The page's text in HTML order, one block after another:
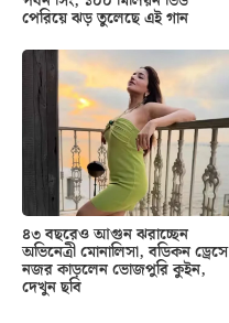
পেরিয়ে ঝড় তুলেছে এই গান
৪৩ বছরেও আগুন ঝরাচ্ছেন
অভিনেত্রী মোনালিসা, বডিকন ড্রেসে
নজর কাড়লেন ভোজপুরি কুইন,
দেখুন ছবি